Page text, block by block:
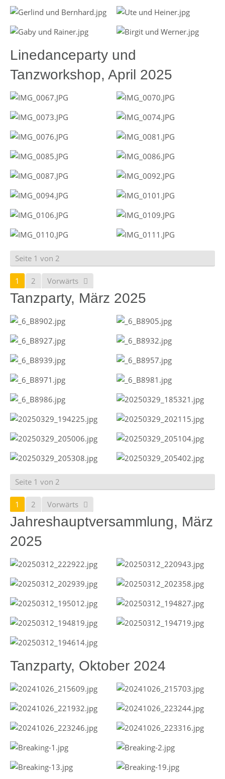
Linedanceparty und
Tanzworkshop, April 2025
Seite 1 von 2
1 2 Vorwärts
Tanzparty, März 2025
Seite 1 von 2
1 2 Vorwärts
Jahreshauptversammlung, März
2025
Tanzparty, Oktober 2024